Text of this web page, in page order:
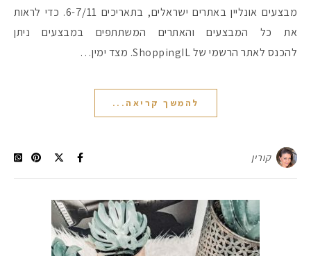
מבצעים אונליין באתרים ישראלים, בתאריכים 6-7/11. כדי לראות
את כל המבצעים והאתרים המשתתפים במבצעים ניתן
להכנס לאתר הרשמי של ShoppingIL. מצד ימין…
להמשך קריאה...
קורין